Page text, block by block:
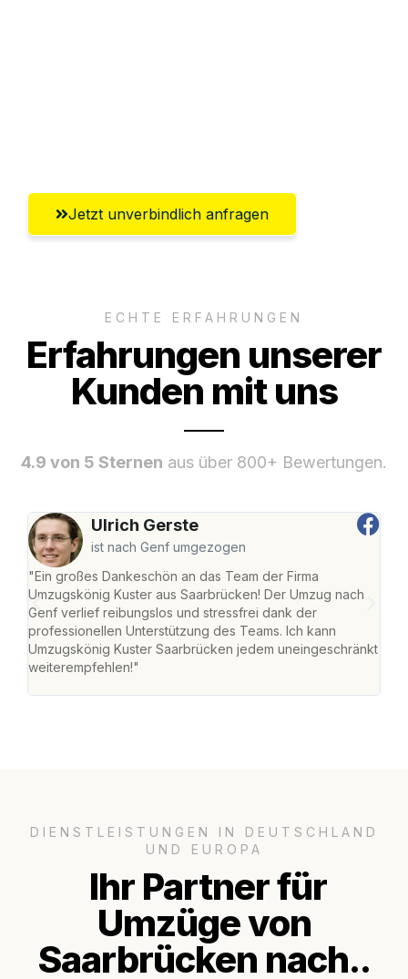
Jetzt unverbindlich anfragen
ECHTE ERFAHRUNGEN
Erfahrungen unserer
Kunden mit uns
4.9 von 5 Sternen aus über 800+ Bewertungen.
Ulrich Gerste
ist nach Genf umgezogen
"Ein großes Dankeschön an das Team der Firma
Umzugskönig Kuster aus Saarbrücken! Der Umzug nach
Genf verlief reibungslos und stressfrei dank der
professionellen Unterstützung des Teams. Ich kann
Umzugskönig Kuster Saarbrücken jedem uneingeschränkt
weiterempfehlen!"
DIENSTLEISTUNGEN IN DEUTSCHLAND
UND EUROPA
Ihr Partner für
Umzüge von
Saarbrücken nach..